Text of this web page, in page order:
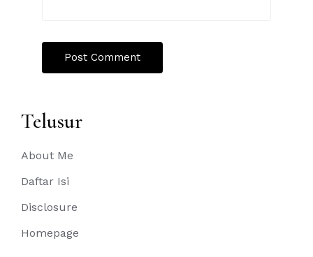
Telusur
About Me
Daftar Isi
Disclosure
Homepage